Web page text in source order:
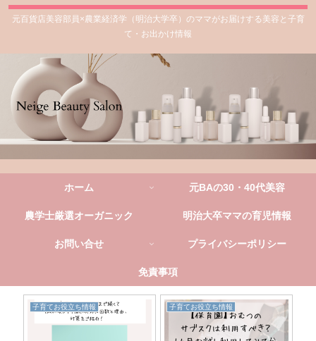
元百貨店美容部員×農業経済学（明治大学卒）のママがお届けする美容と子育
て・お出かけ情報
ホーム 元BAの30・40代美容
農学士厳選オーガニック 明治大卒ママの育児情報
お問い合せ プライバシーポリシー
免責事項
子育てお役立ち情報 子育てお役立ち情報